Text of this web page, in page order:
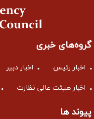
گروه‌های خبری
اخبار رئیس اخبار دبیر
اخبار هیئت عالی نظارت
پیوند ها